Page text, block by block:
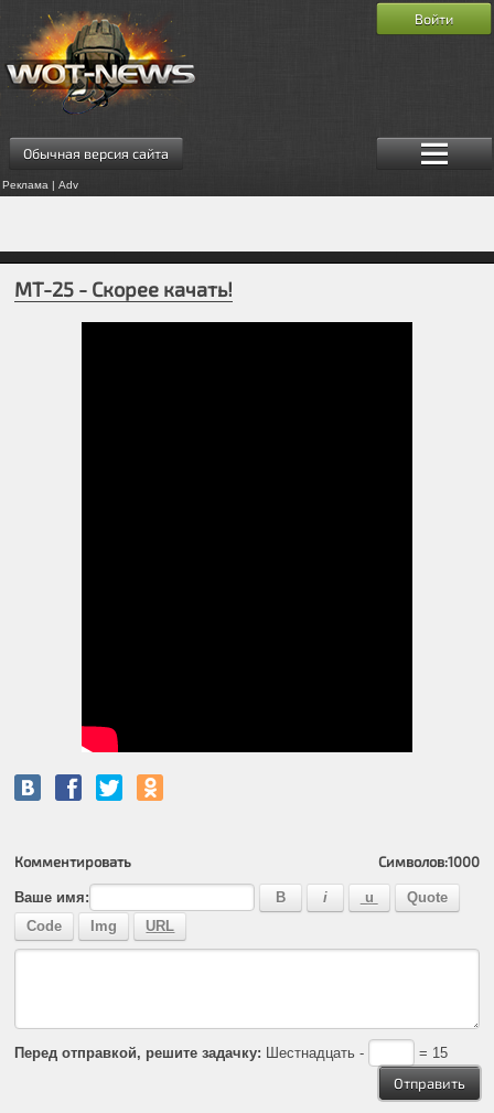
Обычная версия сайта
Реклама | Adv
Войти
МТ-25 - Скорее качать!
Комментировать Символов:1000
Ваше имя:
Перед отправкой, решите задачку: Шестнадцать - = 15